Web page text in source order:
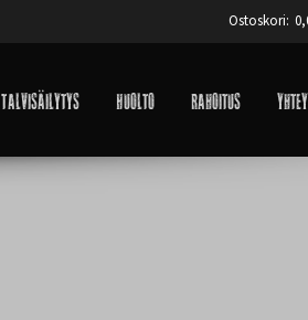
Ostoskori:
Talvisäilytys Huolto Rahoitus